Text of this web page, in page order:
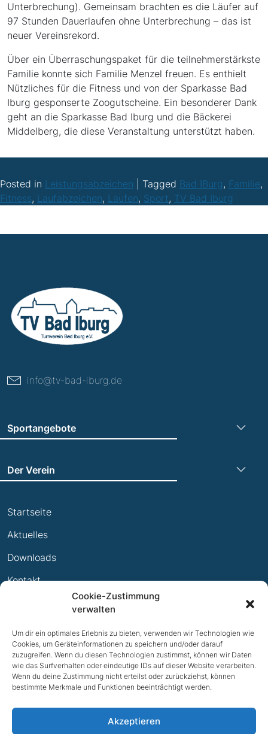
Cookie-Zustimmung
verwalten
Um dir ein optimales Erlebnis zu bieten, verwenden wir Technologien wie
Cookies, um Geräteinformationen zu speichern und/oder darauf
zuzugreifen. Wenn du diesen Technologien zustimmst, können wir Daten
wie das Surfverhalten oder eindeutige IDs auf dieser Website verarbeiten.
Wenn du deine Zustimmung nicht erteilst oder zurückziehst, können
bestimmte Merkmale und Funktionen beeinträchtigt werden.
Akzeptieren
Unterbrechung). Gemeinsam brachten es die Läufer auf
97 Stunden Dauerlaufen ohne Unterbrechung – das ist
neuer Vereinsrekord.
Über ein Überraschungspaket für die teilnehmerstärkste
Familie konnte sich Familie Menzel freuen. Es enthielt
Nützliches für die Fitness und von der Sparkasse Bad
Iburg gesponserte Zoogutscheine. Ein besonderer Dank
geht an die Sparkasse Bad Iburg und die Bäckerei
Middelberg, die diese Veranstaltung unterstützt haben.
Posted in Leistungsabzeichen Tagged Bad IBurg, Familie,
Fitness, Laufabzeichen, Laufen, Sport, TV Bad Iburg
info@tv-bad-iburg.de
Sportangebote
Leichtathletik
Leistungsabzeichen
Der Verein
Termine
Ewige Erfolge
Mitglied werden
Startseite
Aktuelles
Downloads
Kontakt